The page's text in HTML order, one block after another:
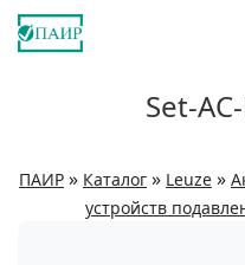
Set-
ПАИР » Каталог » Leuze »
устройств